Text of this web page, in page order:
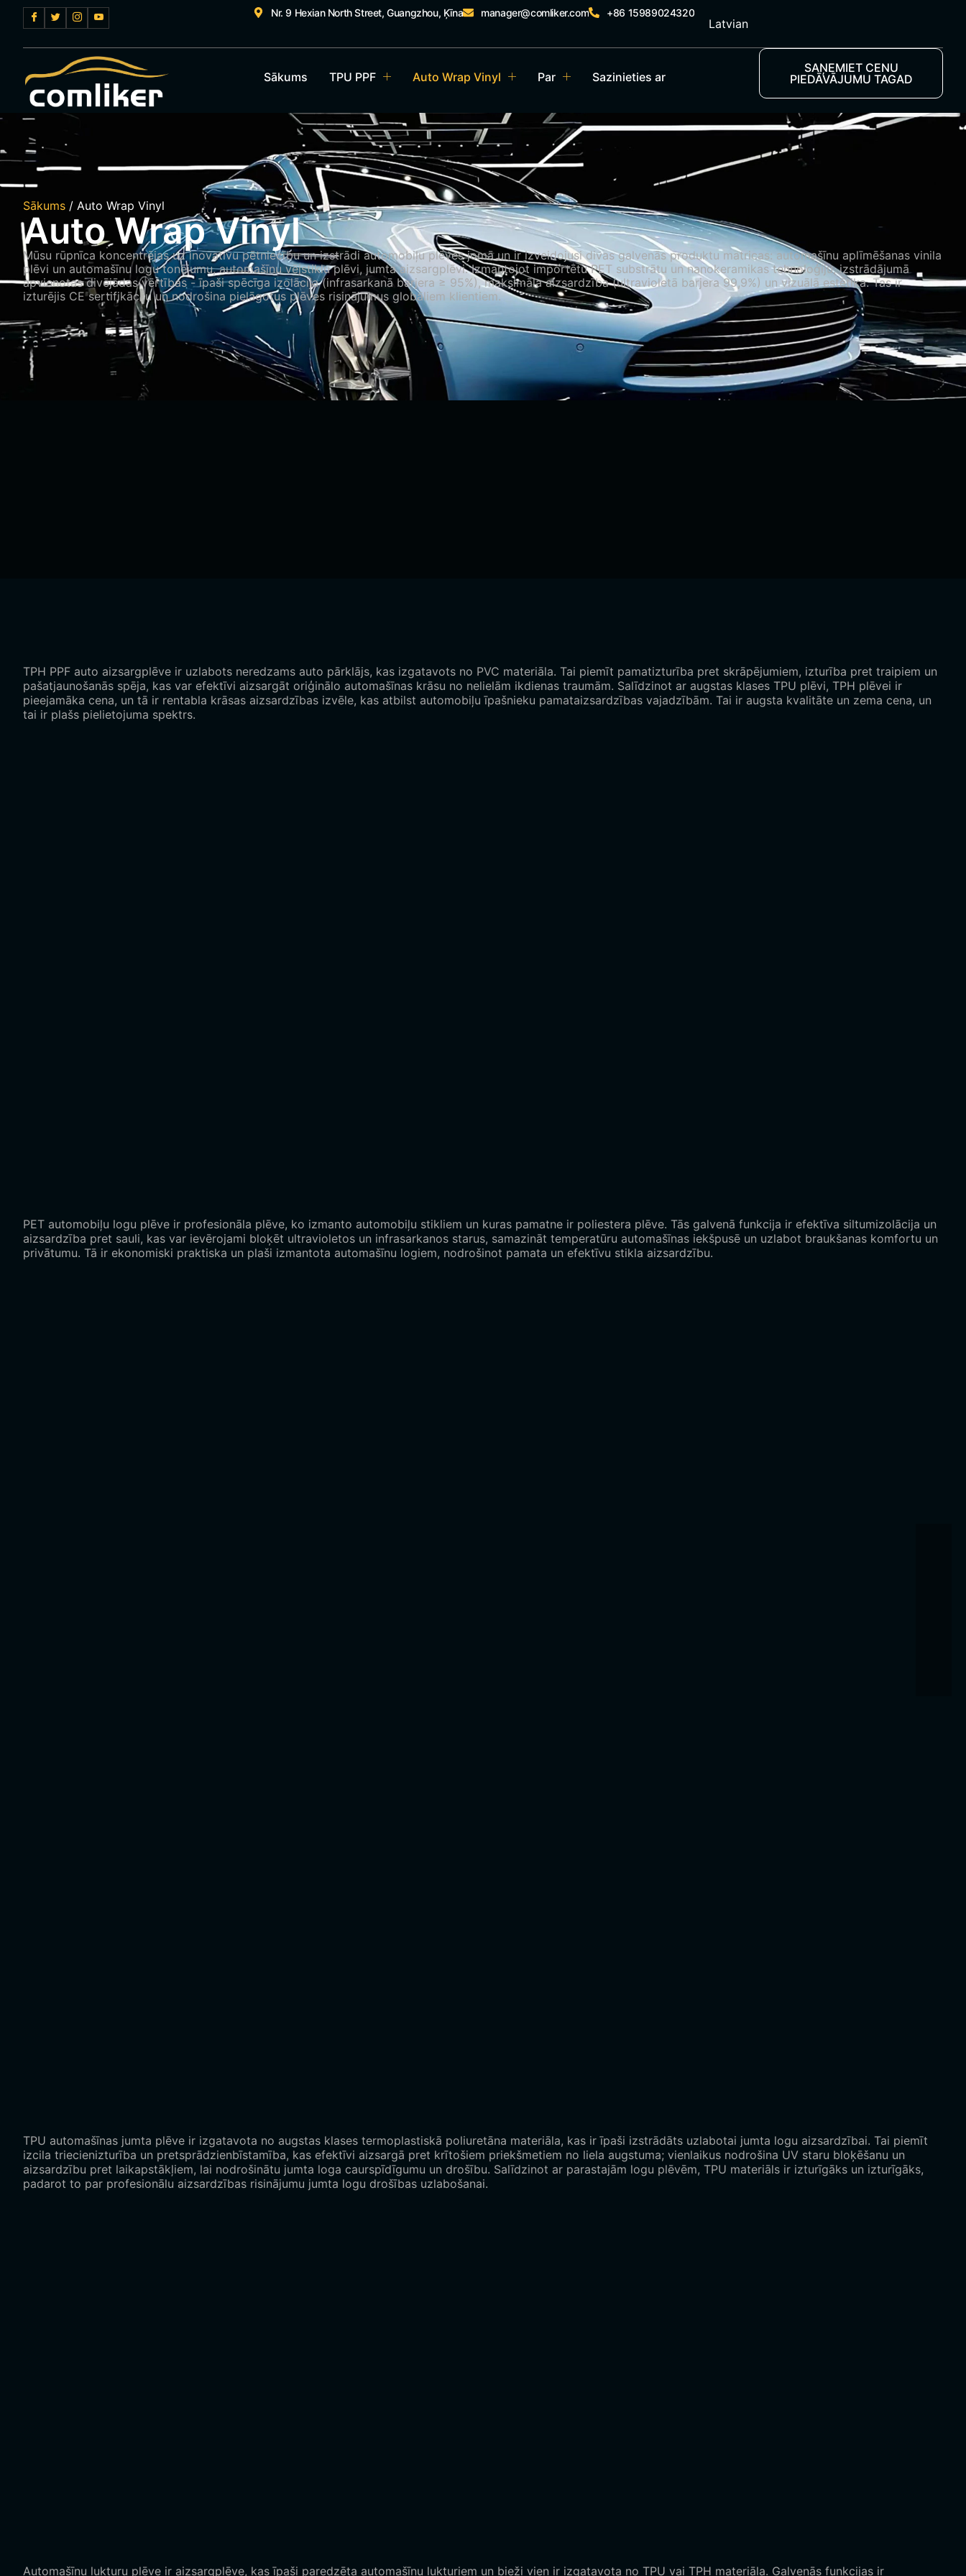
Nr. 9 Hexian North Street, Guangzhou, Ķīna manager@comliker.com +86 15989024320
Latvian
Sākums TPU PPF Auto Wrap Vinyl Par Sazinieties ar
SAŅEMIET CENU
PIEDĀVĀJUMU TAGAD
Sākums / Auto Wrap Vinyl
Auto Wrap Vinyl
Mūsu rūpnīca koncentrējas uz inovatīvu pētniecību un izstrādi automobiļu plēves jomā un ir izveidojusi divas galvenās produktu matricas: automašīnu aplīmēšanas vinila
plēvi un automašīnu logu tonējumu, automašīnu vējstiklu plēvi, jumta aizsargplēvi. Izmantojot importētu PET substrātu un nanokeramikas tehnoloģiju, izstrādājumā
apvienotas divējādas vērtības - īpaši spēcīga izolācija (infrasarkanā barjera ≥ 95%), maksimāla aizsardzība (ultravioletā barjera 99,9%) un vizuālā estētika. Tas ir
izturējis CE sertifikāciju un nodrošina pielāgotus plēves risinājumus globāliem klientiem.
TPH PPF auto aizsargplēve ir uzlabots neredzams auto pārklājs, kas izgatavots no PVC materiāla. Tai piemīt pamatizturība pret skrāpējumiem, izturība pret traipiem un
pašatjaunošanās spēja, kas var efektīvi aizsargāt oriģinālo automašīnas krāsu no nelielām ikdienas traumām. Salīdzinot ar augstas klases TPU plēvi, TPH plēvei ir
pieejamāka cena, un tā ir rentabla krāsas aizsardzības izvēle, kas atbilst automobiļu īpašnieku pamataizsardzības vajadzībām. Tai ir augsta kvalitāte un zema cena, un
tai ir plašs pielietojuma spektrs.
PET automobiļu logu plēve ir profesionāla plēve, ko izmanto automobiļu stikliem un kuras pamatne ir poliestera plēve. Tās galvenā funkcija ir efektīva siltumizolācija un
aizsardzība pret sauli, kas var ievērojami bloķēt ultravioletos un infrasarkanos starus, samazināt temperatūru automašīnas iekšpusē un uzlabot braukšanas komfortu un
privātumu. Tā ir ekonomiski praktiska un plaši izmantota automašīnu logiem, nodrošinot pamata un efektīvu stikla aizsardzību.
TPU automašīnas jumta plēve ir izgatavota no augstas klases termoplastiskā poliuretāna materiāla, kas ir īpaši izstrādāts uzlabotai jumta logu aizsardzībai. Tai piemīt
izcila triecienizturība un pretsprādzienbīstamība, kas efektīvi aizsargā pret krītošiem priekšmetiem no liela augstuma; vienlaikus nodrošina UV staru bloķēšanu un
aizsardzību pret laikapstākļiem, lai nodrošinātu jumta loga caurspīdīgumu un drošību. Salīdzinot ar parastajām logu plēvēm, TPU materiāls ir izturīgāks un izturīgāks,
padarot to par profesionālu aizsardzības risinājumu jumta logu drošības uzlabošanai.
Automašīnu lukturu plēve ir aizsargplēve, kas īpaši paredzēta automašīnu lukturiem un bieži vien ir izgatavota no TPU vai TPH materiāla. Galvenās funkcijas ir